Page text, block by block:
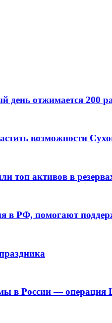
отжимается 200
возможности
топ активов в
РФ, помогают
в России — операция